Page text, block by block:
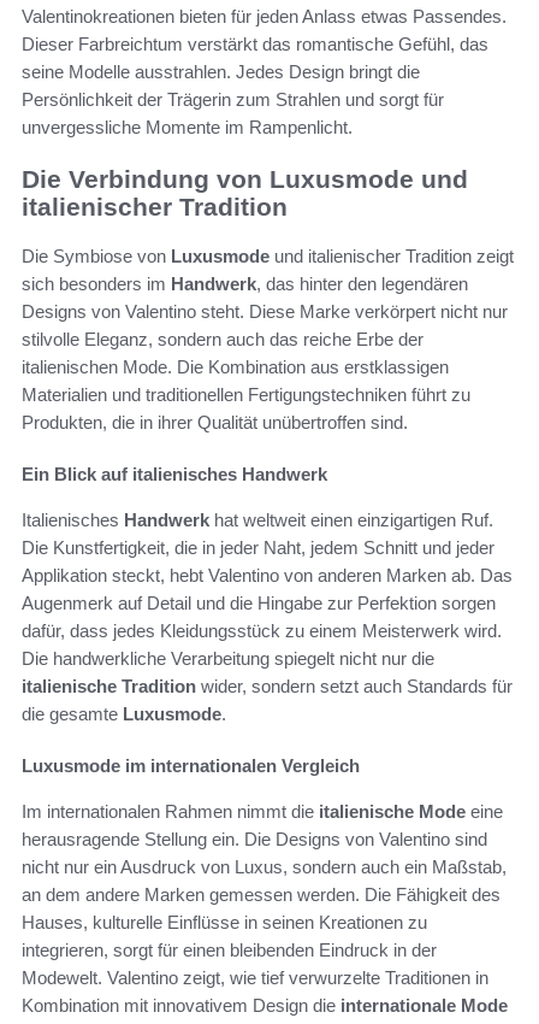
Valentinokreationen bieten für jeden Anlass etwas Passendes.
Dieser Farbreichtum verstärkt das romantische Gefühl, das
seine Modelle ausstrahlen. Jedes Design bringt die
Persönlichkeit der Trägerin zum Strahlen und sorgt für
unvergessliche Momente im Rampenlicht.
Die Verbindung von Luxusmode und
italienischer Tradition
Die Symbiose von Luxusmode und italienischer Tradition zeigt
sich besonders im Handwerk, das hinter den legendären
Designs von Valentino steht. Diese Marke verkörpert nicht nur
stilvolle Eleganz, sondern auch das reiche Erbe der
italienischen Mode. Die Kombination aus erstklassigen
Materialien und traditionellen Fertigungstechniken führt zu
Produkten, die in ihrer Qualität unübertroffen sind.
Ein Blick auf italienisches Handwerk
Italienisches Handwerk hat weltweit einen einzigartigen Ruf.
Die Kunstfertigkeit, die in jeder Naht, jedem Schnitt und jeder
Applikation steckt, hebt Valentino von anderen Marken ab. Das
Augenmerk auf Detail und die Hingabe zur Perfektion sorgen
dafür, dass jedes Kleidungsstück zu einem Meisterwerk wird.
Die handwerkliche Verarbeitung spiegelt nicht nur die
italienische Tradition wider, sondern setzt auch Standards für
die gesamte Luxusmode.
Luxusmode im internationalen Vergleich
Im internationalen Rahmen nimmt die italienische Mode eine
herausragende Stellung ein. Die Designs von Valentino sind
nicht nur ein Ausdruck von Luxus, sondern auch ein Maßstab,
an dem andere Marken gemessen werden. Die Fähigkeit des
Hauses, kulturelle Einflüsse in seinen Kreationen zu
integrieren, sorgt für einen bleibenden Eindruck in der
Modewelt. Valentino zeigt, wie tief verwurzelte Traditionen in
Kombination mit innovativem Design die internationale Mode